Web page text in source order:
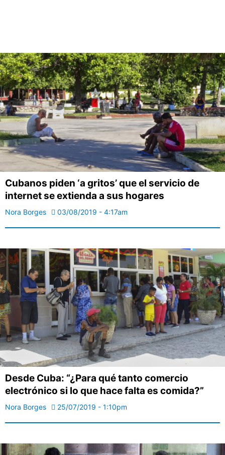
Cubanos piden ‘a gritos’ que el servicio de
internet se extienda a sus hogares
Nora Borges 03/08/2019 - 4:17am
Desde Cuba: “¿Para qué tanto comercio
electrónico si lo que hace falta es comida?”
Nora Borges 25/07/2019 - 1:10pm